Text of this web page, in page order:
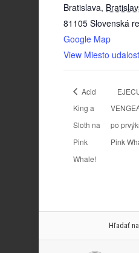
Bratislava,
81105 Slovenská
Google Map
View Miesto
Acid
King a
Sloth na
Pink
Whale!
po
Pink
Hľadať